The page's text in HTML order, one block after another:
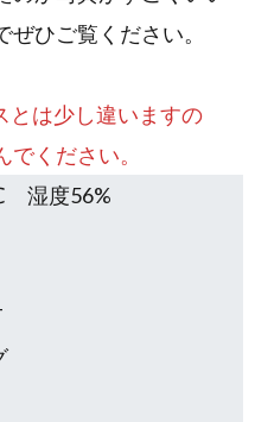
ひご覧ください。
とは少し違いますの
ください。
湿度56%